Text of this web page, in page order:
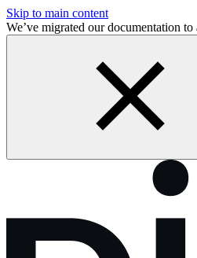
Skip to main content
We’ve migrated our documentation